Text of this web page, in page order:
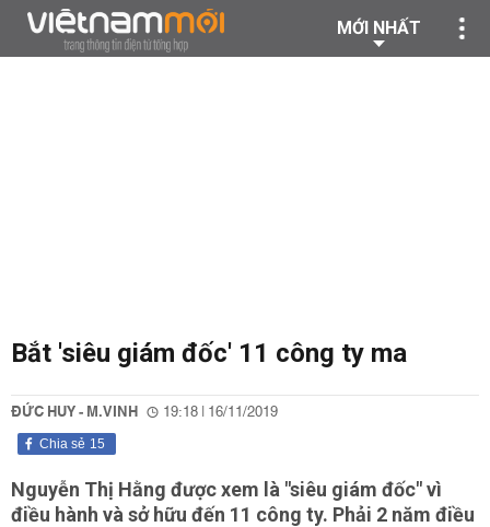
MỚI NHẤT
Bắt 'siêu giám đốc' 11 công ty ma
ĐỨC HUY - M.VINH 19:18 | 16/11/2019
15
Chia sẻ
Nguyễn Thị Hằng được xem là "siêu giám đốc" vì
điều hành và sở hữu đến 11 công ty. Phải 2 năm điều